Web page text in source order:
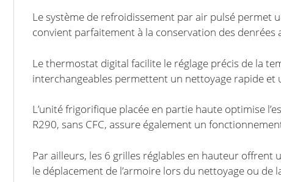
Le système de refroidissement par air pulsé permet
convient parfaitement à la conservation des denrées
Le thermostat digital facilite le réglage précis de la
interchangeables permettent un nettoyage rapide et
L’unité frigorifique placée en partie haute optimise
R290, sans CFC, assure également un
Par ailleurs, les 6 grilles réglables en hauteur offrent
le déplacement de l’armoire lors du nettoyage ou de